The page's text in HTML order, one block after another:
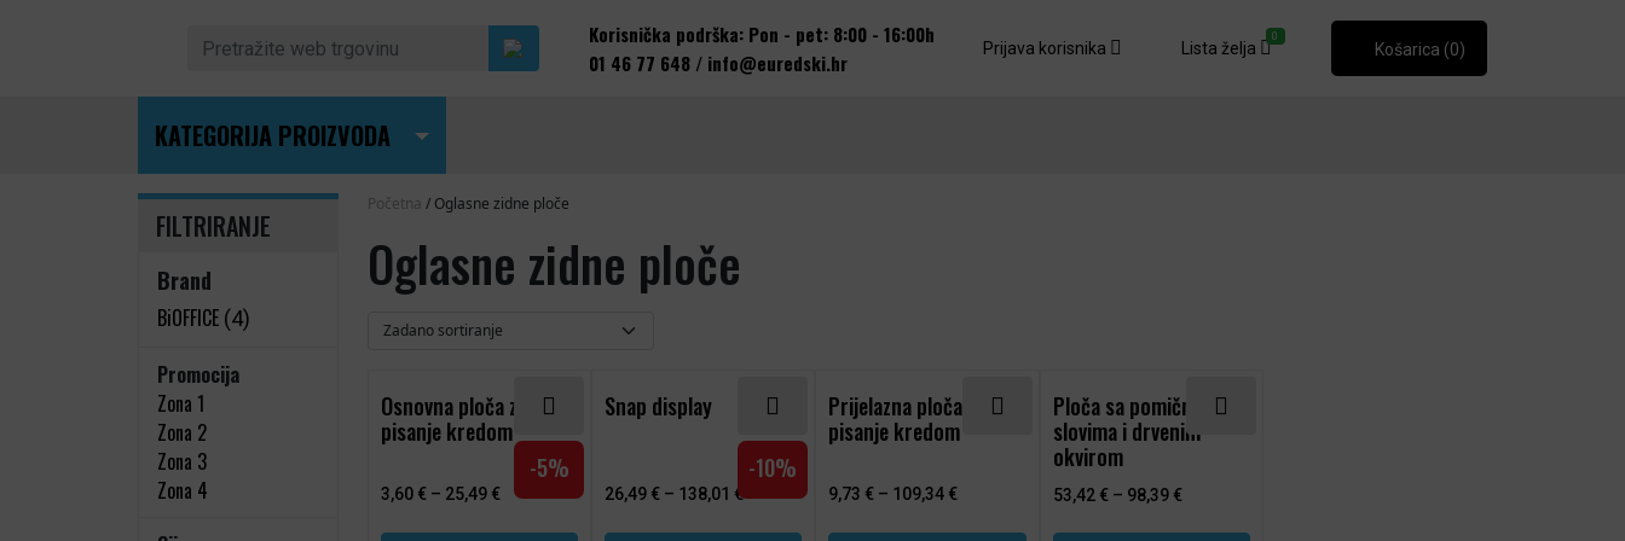
Pretraži:
Korisnička podrška: Pon - pet: 8:00 - 16:00h
01 46 77 648/ info@euredski.hr
Prijava korisnika Lista želja
0
Košarica (0)
Main NavigationKATEGORIJA PROIZVODA
FILTRIRANJE
Brand
BiOFFICE (4)
Promocija
Zona 1
Zona 2
Zona 3
Zona 4
Početna / Oglasne zidne ploče
Oglasne zidne ploče
-5%
Osnovna ploča za
pisanje kredom
3,60 € – 25,49 €
Ovaj proizvod ima više varijanti. Opcije se mogu odabrati na stranici proizvoda
-10%
Snap display
26,49 € – 138,01 €
Ovaj proizvod ima više varijanti. Opcije se mogu odabrati na stranici proizvoda
Prijelazna ploča za
pisanje kredom
9,73 € – 109,34 €
Ovaj proizvod ima više varijanti. Opcije se mogu odabrati na stranici proizvoda
Ploča sa pomičnim
slovima i drvenim
okvirom
53,42 €– 98,39 €
Ovaj proizvod ima više varijanti. Opcije se mogu odabrati